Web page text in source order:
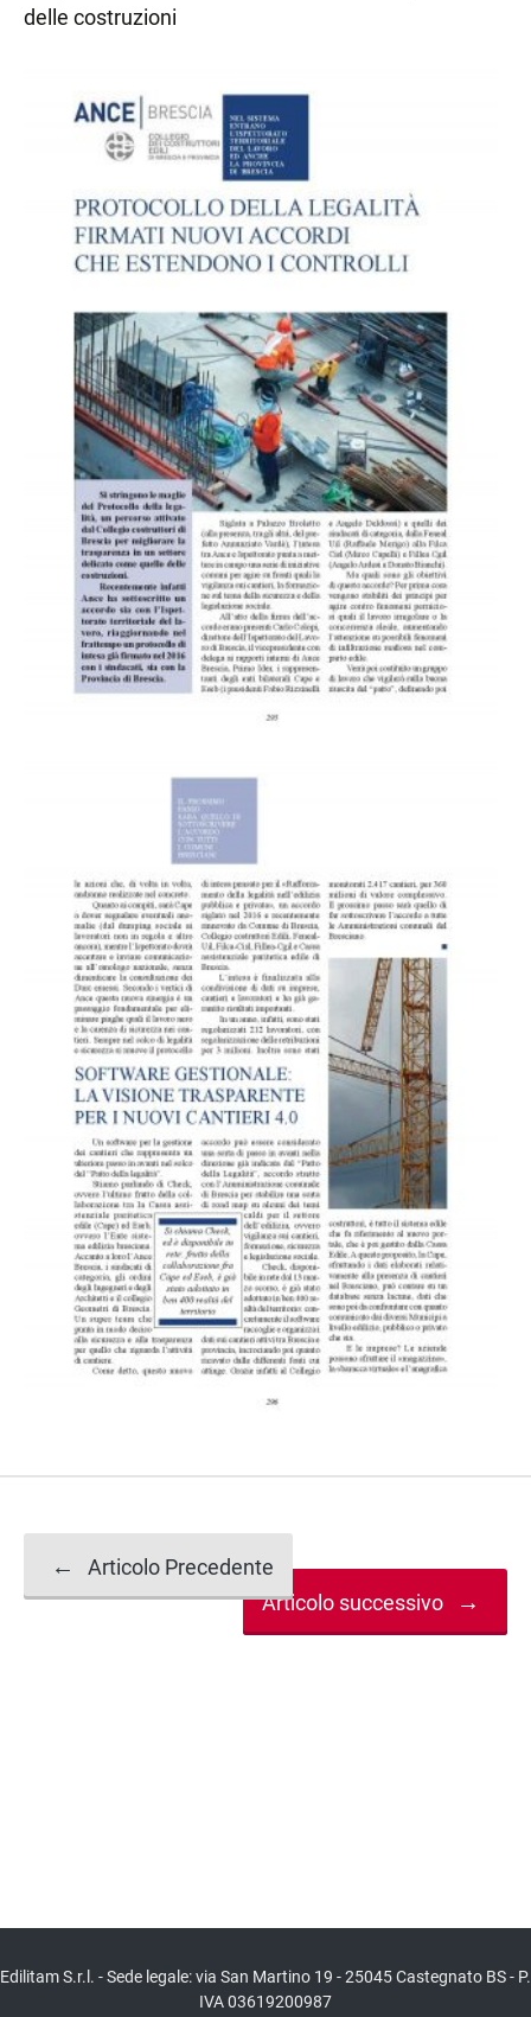
delle costruzioni
Navigazione
←
Articolo Precedente
Articolo successivo
→
Edilitam S.r.l. - Sede legale: via San Martino 19 - 25045 Castegnato BS - P.
IVA 03619200987